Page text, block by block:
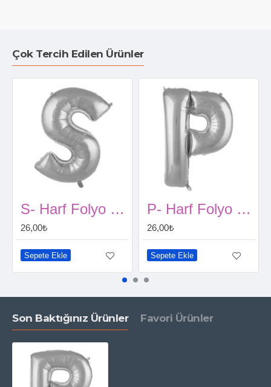
Çok Tercih Edilen Ürünler
S- Harf Folyo Balon Gümüş 40 Cm
26,00₺
Sepete Ekle
P- Harf Folyo Balon Gümüş 40 Cm
26,00₺
Sepete Ekle
Son Baktığınız Ürünler Favori Ürünler